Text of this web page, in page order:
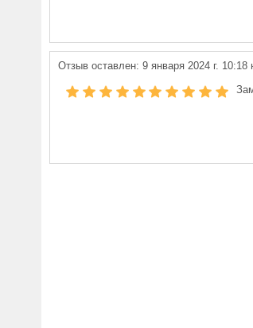
Отзыв оставлен: 9 января 2024 г. 10:18